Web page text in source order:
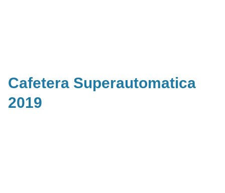
Cafetera Superautomatica
2019